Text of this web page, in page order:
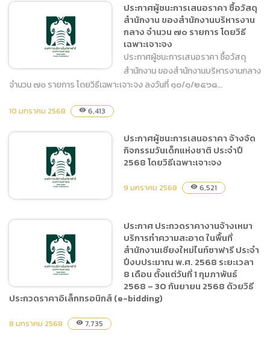
จ้างเหมาบำรุงรักษาเตาเผา
ขยะ โดยวิธีเฉพาะเจาะจง
ประกาศผู้ชนะการเสนอราคา
สำนักงานบริหารงานกลาง
จำนวน ๗๐ รายการ โดยวิธี
เฉพาะเจาะจง
ประกาศผู้ชนะการเสนอราคา ซื้อวัสดุ
สำนักงาน ของสำนักงานบริหารงาน
กลาง จำนวน ๗๐ รายการ โดยวิธี
เฉพาะเจาะจง
ประกาศผู้ชนะการเสนอราคา ซื้อวัสดุ
สำนักงาน ของสำนักงานบริหารงานกลาง
จำนวน ๗๐ รายการ โดยวิธีเฉพาะเจาะจง ลงวันที่ ๑๐/๑/๒๕๖๘...
10 มกราคม 2568 visibility 6,413
ประกาศผู้ชนะการเสนอราคา
จ้างจัดกิจกรรมวันเด็กแห่ง
ชาติ ประจำปี 2568 โดยวิธี
เฉพาะเจาะจง
ประกาศผู้ชนะการเสนอราคา จ้างจัด
กิจกรรมวันเด็กแห่งชาติ ประจำปี
2568 โดยวิธีเฉพาะเจาะจง
9 มกราคม 2568 visibility 6,521
ประกาศ ประกวดราคางานจ้าง
ประกาศ ประกวดราคางานจ้างเหมา
บริการทำความสะอาด ในพื้นที่
สำนักงานเชียงใหม่ไนท์ซาฟารี ประจำ
ปีงบประมาณ พ.ศ. 2568 ระยะเวลา
8 เดือน ตั้งแต่วันที่ 1 กุมภาพันธ์
2568 – 30 กันยายน 2568 ด้วยวิธี
ประกวดราคาอิเล็กทรอนิกส์ (e-bidding)
8 มกราคม 2568 visibility 7,735